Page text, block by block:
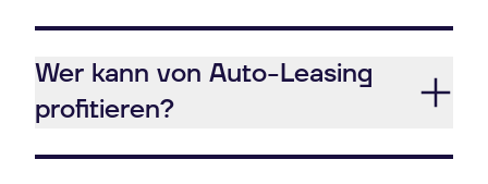
Wer kann von Auto-Leasing
profitieren?